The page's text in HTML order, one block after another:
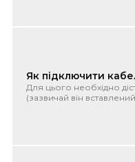
Як підключити
Для цього необхідно
(зазвичай він